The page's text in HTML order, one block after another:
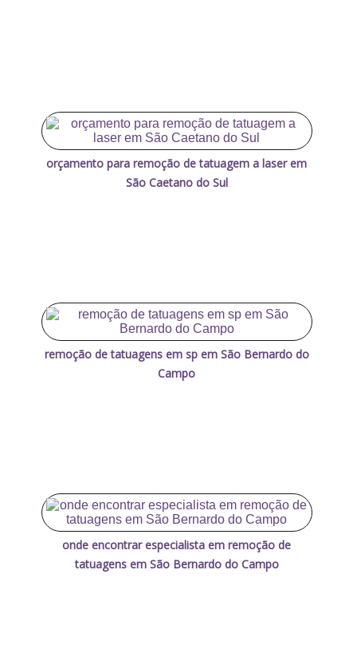
orçamento para remoção de tatuagem a laser em
São Caetano do Sul
remoção de tatuagens em sp em São Bernardo do
Campo
onde encontrar especialista em remoção de
tatuagens em São Bernardo do Campo